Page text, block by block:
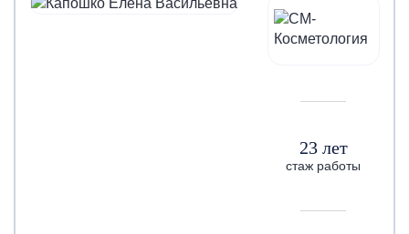
23 лет
стаж работы